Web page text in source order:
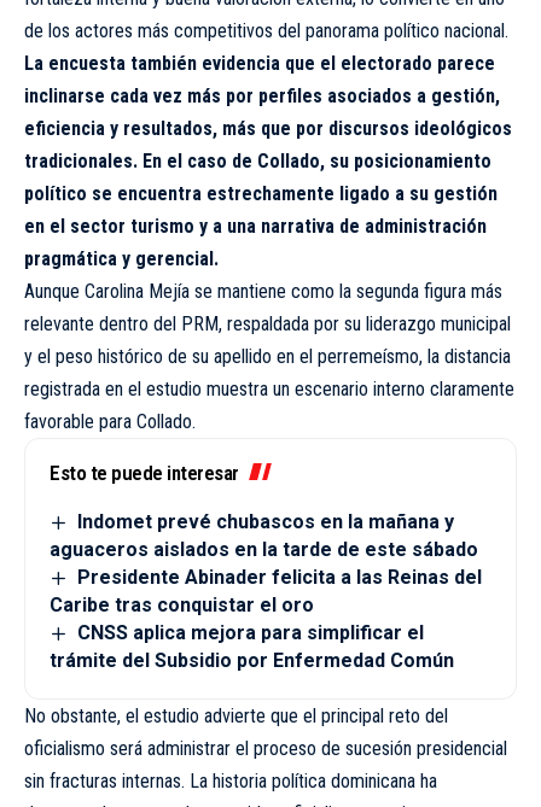
de los actores más competitivos del panorama político nacional.
La encuesta también evidencia que el electorado parece
inclinarse cada vez más por perfiles asociados a gestión,
eficiencia y resultados, más que por discursos ideológicos
tradicionales. En el caso de Collado, su posicionamiento
político se encuentra estrechamente ligado a su gestión
en el sector turismo y a una narrativa de administración
pragmática y gerencial.
Aunque Carolina Mejía se mantiene como la segunda figura más
relevante dentro del PRM, respaldada por su liderazgo municipal
y el peso histórico de su apellido en el perremeísmo, la distancia
registrada en el estudio muestra un escenario interno claramente
favorable para Collado.
Esto te puede interesar
Indomet prevé chubascos en la mañana y
aguaceros aislados en la tarde de este sábado
Presidente Abinader felicita a las Reinas del
Caribe tras conquistar el oro
CNSS aplica mejora para simplificar el
trámite del Subsidio por Enfermedad Común
No obstante, el estudio advierte que el principal reto del
oficialismo será administrar el proceso de sucesión presidencial
sin fracturas internas. La historia política dominicana ha